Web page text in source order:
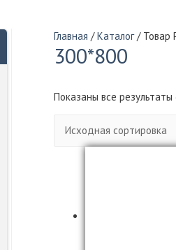
Главная /Каталог/ Товар
300*800
Показаны все результаты